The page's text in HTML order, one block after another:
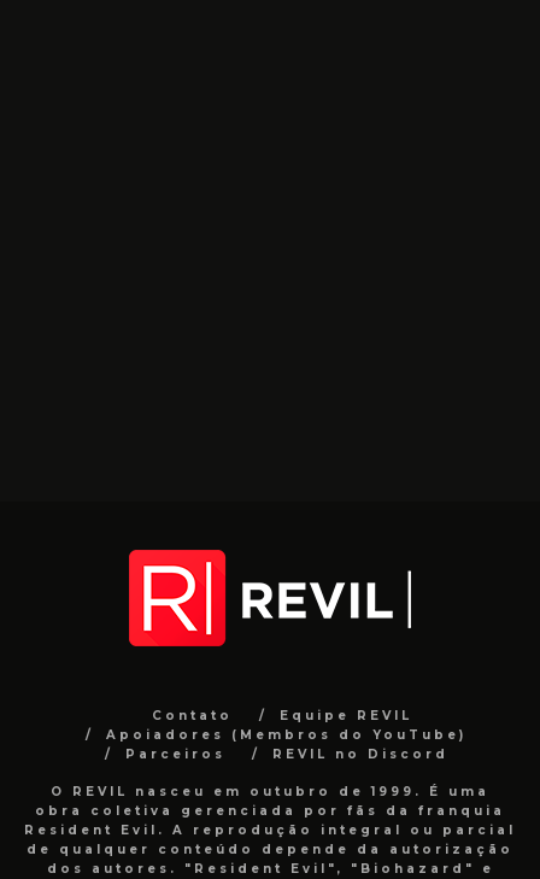
Contato
Equipe REVIL
Apoiadores (Membros do YouTube)
Parceiros
REVIL no Discord
O REVIL nasceu em outubro de 1999. É uma
obra coletiva gerenciada por fãs da franquia
Resident Evil. A reprodução integral ou parcial
de qualquer conteúdo depende da autorização
dos autores. "Resident Evil", "Biohazard" e